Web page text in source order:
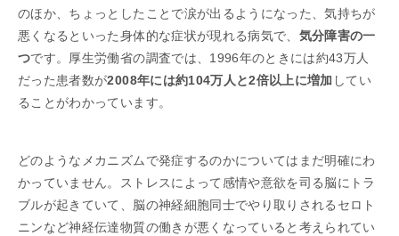
のほか、ちょっとしたことで涙が出るようになった、気持ちが
悪くなるといった身体的な症状が現れる病気で、 気分障害の一
つです。厚生労働省の調査では、1996年のときには約43万人
だった患者数が2008年には約104万人と2倍以上に増加 してい
ることがわかっています。
どのようなメカニズムで発症するのかについてはまだ明確にわ
かっていません。ストレスによって感情や意欲を司る脳にトラ
ブルが起きていて、脳の神経細胞同士でやり取りされるセロト
ニンなど神経伝達物質の働きが悪くなっていると考えられてい